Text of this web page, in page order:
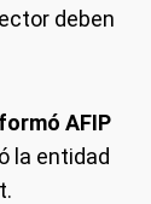
deben
AFIP
la entidad